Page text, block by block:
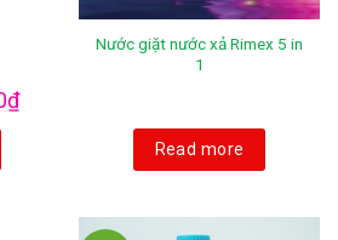
₫
Nước giặt nước xả Rimex 5 in
1
Read more